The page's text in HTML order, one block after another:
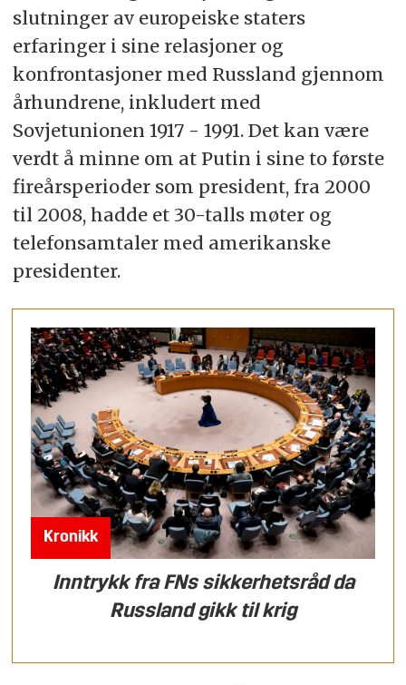
slutninger av europeiske staters
erfaringer i sine relasjoner og
konfrontasjoner med Russland gjennom
århundrene, inkludert med
Sovjetunionen 1917 - 1991. Det kan være
verdt å minne om at Putin i sine to første
fireårsperioder som president, fra 2000
til 2008, hadde et 30-talls møter og
telefonsamtaler med amerikanske
presidenter.
Kronikk
Inntrykk fra FNs sikkerhetsråd da
Russland gikk til krig